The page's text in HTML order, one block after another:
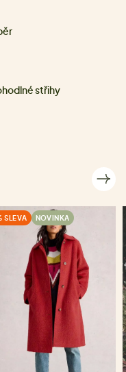
střihy
SLEVA NOVINKA